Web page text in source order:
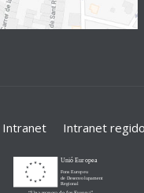
Intranet Intranet